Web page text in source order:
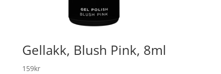
Gellakk, Blush Pink, 8ml
159kr